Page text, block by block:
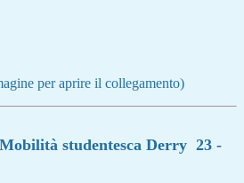
per aprire il collegamento)
studentesca Derry 23 -